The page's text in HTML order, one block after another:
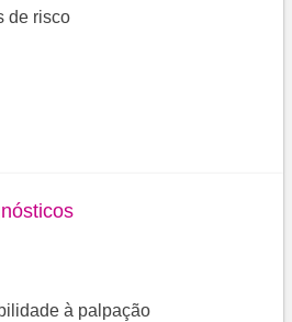
de risco
à palpação